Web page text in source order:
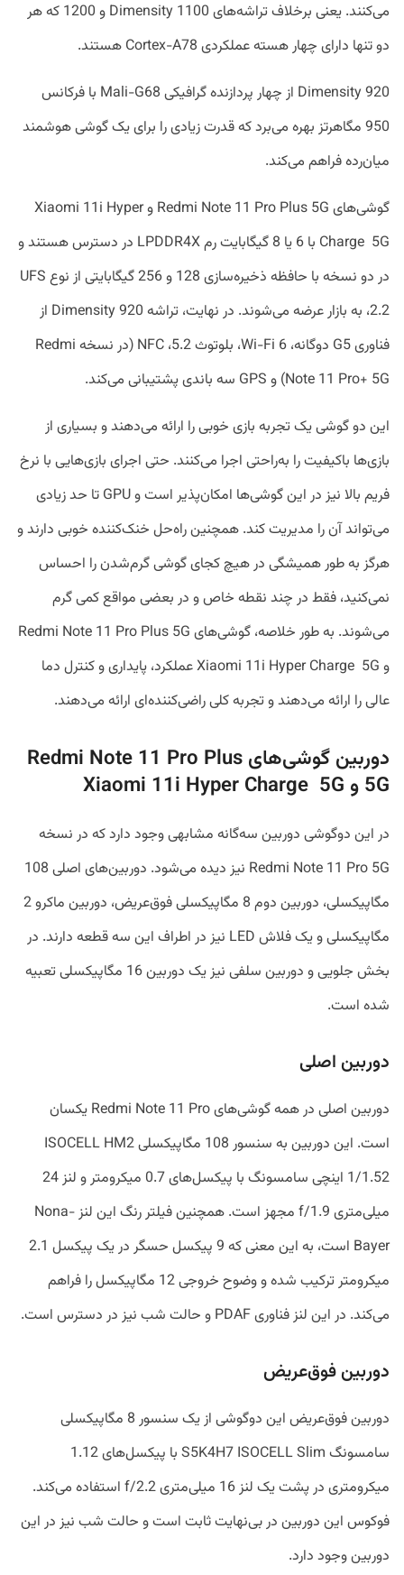
می‌کنند. یعنی برخلاف تراشه‌های Dimensity 1100 و 1200 که هر
دو تنها دارای چهار هسته عملکردی Cortex-A78 هستند.
Dimensity 920 از چهار پردازنده گرافیکی Mali-G68 با فرکانس
950 مگاهرتز بهره می‌برد که قدرت زیادی را برای یک گوشی هوشمند
میان‌رده فراهم می‌کند.
گوشی‌های Redmi Note 11 Pro Plus 5G و Xiaomi 11i Hyper
Charge 5G با 6 یا 8 گیگابایت رم LPDDR4X در دسترس هستند و
در دو نسخه با حافظه ذخیره‌سازی 128 و 256 گیگابایتی از نوع UFS
2.2، به بازار عرضه می‌شوند. در نهایت، تراشه Dimensity 920 از
فناوری G5 دوگانه، Wi-Fi 6، بلوتوث 5.2، NFC (در نسخه Redmi
Note 11 Pro+ 5G) و GPS سه باندی پشتیبانی می‌کند.
این دو گوشی یک تجربه بازی خوبی را ارائه می‌دهند و بسیاری از
بازی‌ها باکیفیت را به‌راحتی اجرا می‌کنند. حتی اجرای بازی‌هایی با نرخ
فریم بالا نیز در این گوشی‌ها امکان‌پذیر است و GPU تا حد زیادی
می‌تواند آن را مدیریت کند. همچنین راه‌حل خنک‌کننده خوبی دارند و
هرگز به طور همیشگی در هیچ کجای گوشی گرم‌شدن را احساس
نمی‌کنید، فقط در چند نقطه خاص و در بعضی مواقع کمی گرم
می‌شوند. به طور خلاصه، گوشی‌های Redmi Note 11 Pro Plus 5G
و Xiaomi 11i Hyper Charge 5G عملکرد، پایداری و کنترل دما
عالی را ارائه می‌دهند و تجربه کلی راضی‌کننده‌ای ارائه می‌دهند.
دوربین گوشی‌های Redmi Note 11 Pro Plus
5G و Xiaomi 11i Hyper Charge 5G
در این دوگوشی دوربین سه‌گانه مشابهی وجود دارد که در نسخه
Redmi Note 11 Pro 5G نیز دیده می‌شود. دوربین‌های اصلی 108
مگاپیکسلی، دوربین دوم 8 مگاپیکسلی فوق‌عریض، دوربین ماکرو 2
مگاپیکسلی و یک فلاش LED نیز در اطراف این سه قطعه دارند. در
بخش جلویی و دوربین سلفی نیز یک دوربین 16 مگاپیکسلی تعبیه
شده است.
دوربین اصلی
دوربین اصلی در همه گوشی‌های Redmi Note 11 Pro یکسان
است. این دوربین به سنسور 108 مگاپیکسلی ISOCELL HM2
1/1.52 اینچی سامسونگ با پیکسل‌های 0.7 میکرومتر و لنز 24
میلی‌متری f/1.9 مجهز است. همچنین فیلتر رنگ این لنز Nona-
Bayer است، به این معنی که 9 پیکسل حسگر در یک پیکسل 2.1
میکرومتر ترکیب شده و وضوح خروجی 12 مگاپیکسل را فراهم
می‌کند. در این لنز فناوری PDAF و حالت شب نیز در دسترس است.
دوربین فوق‌عریض
دوربین فوق‌عریض این دوگوشی از یک سنسور 8 مگاپیکسلی
سامسونگ S5K4H7 ISOCELL Slim با پیکسل‌های 1.12
میکرومتری در پشت یک لنز 16 میلی‌متری f/2.2 استفاده می‌کند.
فوکوس این دوربین در بی‌نهایت ثابت است و حالت شب نیز در این
دوربین وجود دارد.